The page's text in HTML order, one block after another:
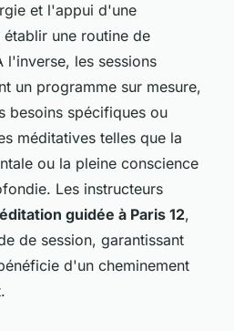
et l'appui d'une
une routine de
l'inverse, les sessions
un programme sur mesure,
besoins spécifiques ou
méditatives telles que la
ou la pleine conscience
Les instructeurs
guidée à Paris 12,
de session, garantissant
d'un cheminement